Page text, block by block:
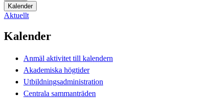
Kalender
Aktuellt
Kalender
Anmäl aktivitet till kalendern
Akademiska högtider
Utbildningsadministration
Centrala sammanträden